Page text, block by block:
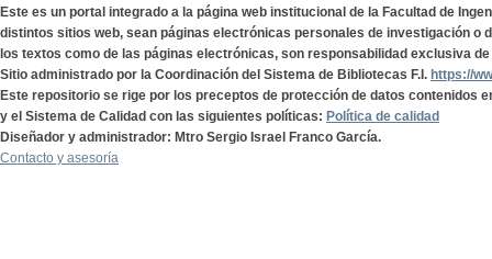
Este es un portal integrado a la página web institucional de la Facultad de
distintos sitios web, sean páginas electrónicas personales de investigación o
los textos como de las páginas electrónicas, son responsabilidad exclusiva
Sitio administrado por la Coordinación del Sistema de Bibliotecas F.I. https://
Este repositorio se rige por los preceptos de protección de datos contenidos
y el Sistema de Calidad con las siguientes políticas: Política de calidad
Diseñador y administrador: Mtro Sergio Israel Franco García.
Contacto y asesoría